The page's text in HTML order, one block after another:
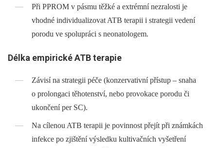
Při PPROM v pásmu těžké a extrémní nezralosti je
vhodné individualizovat ATB terapii i strategii vedení
porodu ve spolupráci s neonatologem.
Délka empirické ATB terapie
Závisí na strategii péče (konzervativní přístup –⁠ snaha
o prolongaci těhotenství, nebo provokace porodu či
ukončení per SC).
Na cílenou ATB terapii je povinnost přejít při známkách
infekce po zjištění výsledku kultivačních vyšetření